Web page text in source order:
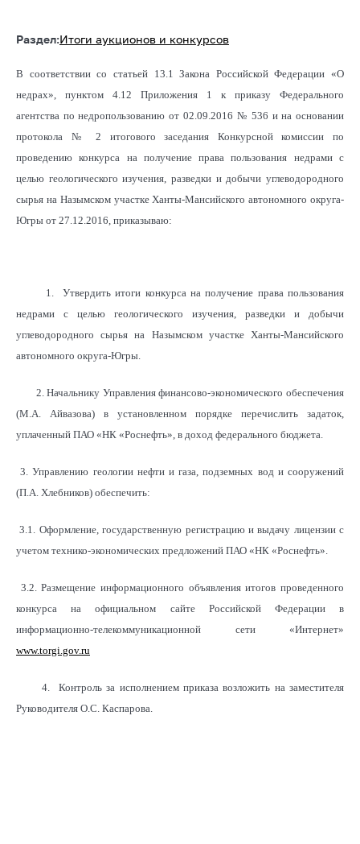
Раздел:Итоги аукционов и конкурсов
В соответствии со статьей 13.1 Закона Российской Федерации «О
недрах», пунктом 4.12 Приложения 1 к приказу Федерального
агентства по недропользованию от 02.09.2016 № 536 и на основании
протокола № 2 итогового заседания Конкурсной комиссии по
проведению конкурса на получение права пользования недрами с
целью геологического изучения, разведки и добычи углеводородного
сырья на Назымском участке Ханты-Мансийского автономного округа-
Югры от 27.12.2016, приказываю:
1. Утвердить итоги конкурса на получение права пользования
недрами
с целью
геологического изучения, разведки и добычи
углеводородного сырья на
Назымском участке Ханты-Мансийского
автономного округа-Югры.
2. Начальнику Управления финансово-экономического обеспечения
(М.А. Айвазова) в установленном порядке перечислить задаток,
уплаченный ПАО «НК «Роснефть», в доход федерального бюджета.
3. Управлению геологии нефти и газа, подземных вод и сооружений
(П.А. Хлебников) обеспечить:
3.1. Оформление, государственную регистрацию и выдачу лицензии с
учетом технико-экономических предложений ПАО «НК «Роснефть».
3.2. Размещение информационного объявления итогов проведенного
конкурса на официальном сайте Российской Федерации в
информационно-телекоммуникационной сети «Интернет»
www.torgi.gov.ru
4. Контроль за исполнением приказа возложить на заместителя
Руководителя О.С. Каспарова.